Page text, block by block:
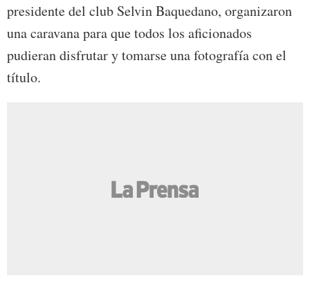
presidente del club Selvin Baquedano, organizaron
una caravana para que todos los aficionados
pudieran disfrutar y tomarse una fotografía con el
título.